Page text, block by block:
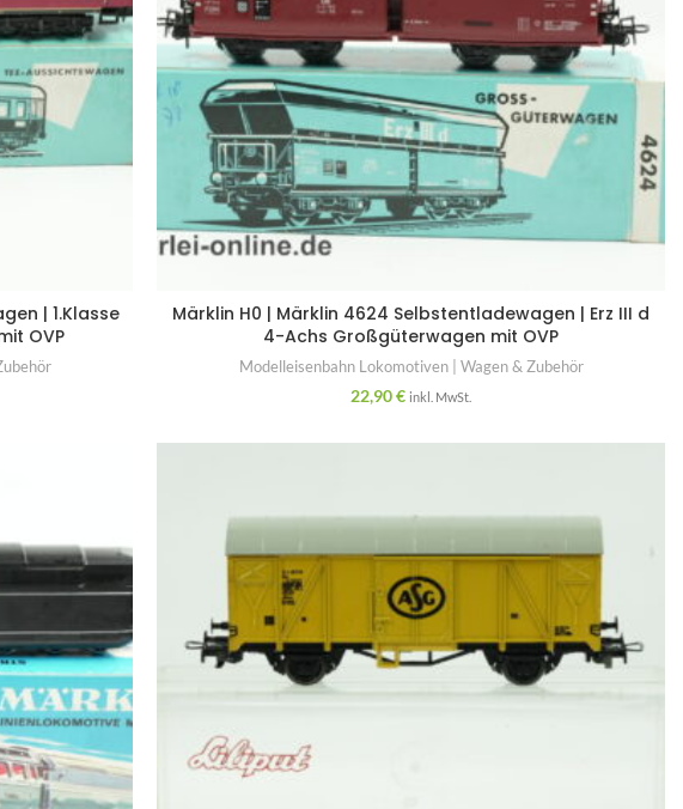
| 1.Klasse
OVP
Märklin H0 | Märklin 4624 Selbstentladewagen | Erz III d
4-Achs Großgüterwagen mit OVP
Modelleisenbahn Lokomotiven | Wagen & Zubehör
22,90€ inkl. MwSt.